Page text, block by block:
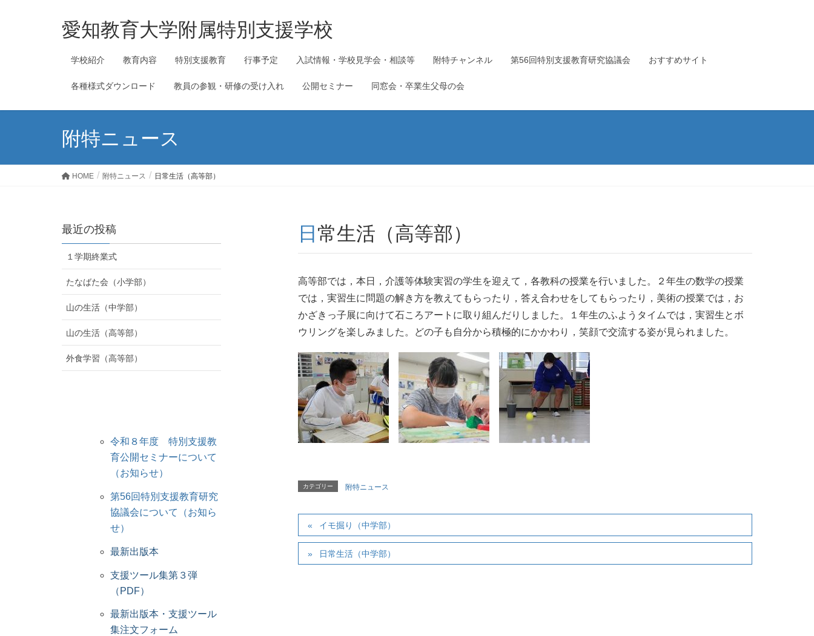
愛知教育大学附属特別支援学校
学校紹介 教育内容 特別支援教育 行事予定 入試情報・学校見学会・相談等 附特チャンネル 第56回特別支援教育研究協議会 おすすめサイト
各種様式ダウンロード 教員の参観・研修の受け入れ 公開セミナー 同窓会・卒業生父母の会
附特ニュース
HOME 附特ニュース 日常生活（高等部）
日常生活（高等部）
高等部では，本日，介護等体験実習の学生を迎えて，各教科の授業を行いました。２年生の数学の授業
では，実習生に問題の解き方を教えてもらったり，答え合わせをしてもらったり，美術の授業では，お
かざきっ子展に向けて石ころアートに取り組んだりしました。１年生のふようタイムでは，実習生とボ
ウリングを楽しみました。どの子も自分から積極的にかかわり，笑顔で交流する姿が見られました。
カテゴリー 附特ニュース
イモ掘り（中学部）
日常生活（中学部）
最近の投稿
１学期終業式
たなばた会（小学部）
山の生活（中学部）
山の生活（高等部）
外食学習（高等部）
令和８年度 特別支援教
育公開セミナーについて
（お知らせ）
第56回特別支援教育研究
協議会について（お知ら
せ）
最新出版本
支援ツール集第３弾
（PDF）
最新出版本・支援ツール
集注文フォーム